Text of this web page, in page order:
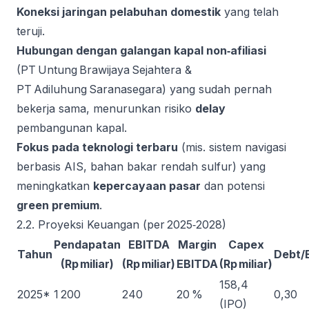
Koneksi jaringan pelabuhan domestik yang telah
teruji.
Hubungan dengan galangan kapal non‑afiliasi
(PT Untung Brawijaya Sejahtera &
PT Adiluhung Saranasegara) yang sudah pernah
bekerja sama, menurunkan risiko delay
pembangunan kapal.
Fokus pada teknologi terbaru (mis. sistem navigasi
berbasis AIS, bahan bakar rendah sulfur) yang
meningkatkan kepercayaan pasar dan potensi
green premium.
2.2. Proyeksi Keuangan (per 2025‑2028)
Tahun
Pendapatan
(Rp miliar)
EBITDA
(Rp miliar)
Margin
EBITDA
Capex
(Rp miliar)
Debt/
2025* 1 200 240 20 %
158,4
(IPO)
0,30